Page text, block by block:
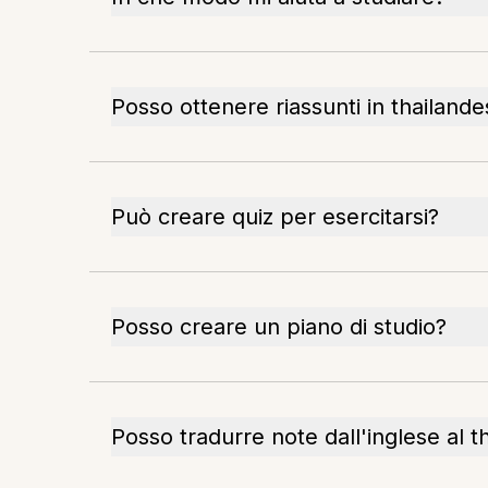
Posso ottenere riassunti in
Può creare quiz per esercitarsi?
Posso creare un piano di studio?
Posso tradurre note dall'inglese al